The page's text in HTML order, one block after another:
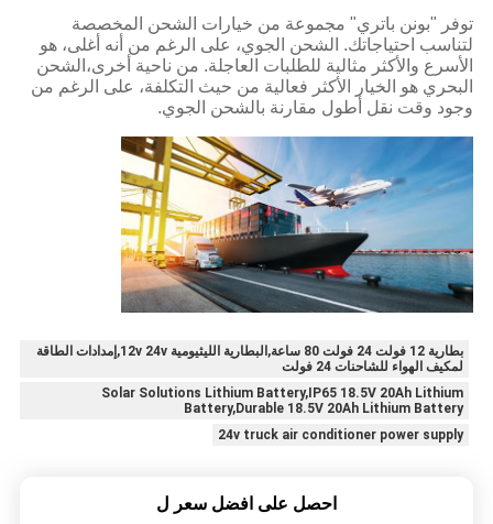
توفر "بونن باتري" مجموعة من خيارات الشحن المخصصة
لتناسب احتياجاتك. الشحن الجوي، على الرغم من أنه أغلى، هو
الأسرع والأكثر مثالية للطلبات العاجلة. من ناحية أخرى،الشحن
البحري هو الخيار الأكثر فعالية من حيث التكلفة، على الرغم من
وجود وقت نقل أطول مقارنة بالشحن الجوي.
بطارية 12 فولت 24 فولت 80 ساعة,البطارية الليثيومية 12v 24v,إمدادات الطاقة
لمكيف الهواء للشاحنات 24 فولت
Solar Solutions Lithium Battery,IP65 18.5V 20Ah Lithium
Battery,Durable 18.5V 20Ah Lithium Battery
24v truck air conditioner power supply
احصل على افضل سعر ل